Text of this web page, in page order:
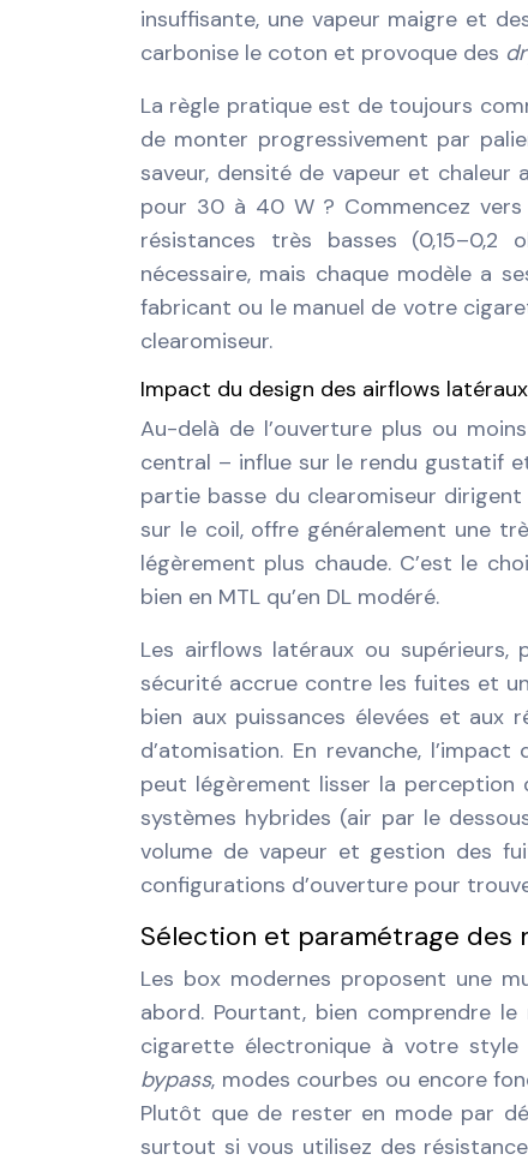
insuffisante, une vapeur maigre et
carbonise le coton et provoque des
La règle pratique est de toujours
de monter progressivement par
saveur, densité de vapeur et chaleur
pour 30 à 40 W ? Commencez vers
résistances très basses
nécessaire, mais chaque modèle a
fabricant ou le manuel de votre
clearomiseur.
Impact du design des airflows
Au-delà de l’ouverture plus ou
central – influe sur le rendu gustatif
partie basse du clearomiseur
sur le coil, offre généralement une
légèrement plus chaude. C’est le
bien en MTL qu’en DL modéré.
Les airflows latéraux ou
sécurité accrue contre les fuites et
bien aux puissances élevées et aux
d’atomisation. En revanche,
peut légèrement lisser la perception
systèmes hybrides (air par le
volume de vapeur et gestion des
configurations d’ouverture pour
Sélection et paramétrage des
Les box modernes proposent une
abord. Pourtant, bien comprendre
cigarette électronique à votre style
bypass, modes courbes ou encore
Plutôt que de rester en mode par
surtout si vous utilisez des